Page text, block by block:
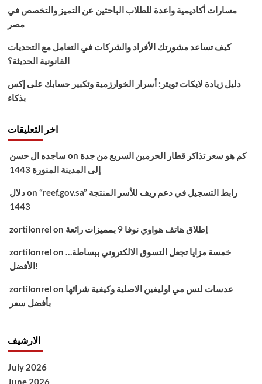
مسارات أكاديمية واعدة للطلاب الباحثين عن التميز والتخصص في
مصر
كيف تساعد مشورتك الأفراد والشركات في التعامل مع التحديات
القانونية الحديثة؟
دليل زيادة لايكات تويتر: أسرار الخوارزمية وتكبير حسابك على إكس
بذكاء
اخر التعليقات
ساجده ال حسن on كم هو سعر تذاكر قطار الحرمين السريع من جدة
إلى المدينة المنورة 1443
دلالon “reef.gov.sa” رابط التسجيل في دعم ريف للأسر المنتجة
1443
zortilonrel on إطلاق هاتف هواوي نوفا 9 بمميزات رائعة
zortilonrel on خمسة مزايا تجعل التسوق الالكتروني ببساطة…
الأفضل!
zortilonrel on عدسات لنس مي اوليفين الاصلية وكيفية شرائها
بأفضل سعر
الارشيف
July 2026
June 2026